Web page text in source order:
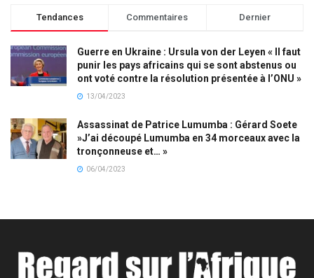
Tendances Commentaires Dernier
Guerre en Ukraine : Ursula von der Leyen « Il faut
punir les pays africains qui se sont abstenus ou
ont voté contre la résolution présentée à l’ONU »
13/04/2023
Assassinat de Patrice Lumumba : Gérard Soete
»J’ai découpé Lumumba en 34 morceaux avec la
tronçonneuse et… »
06/04/2023